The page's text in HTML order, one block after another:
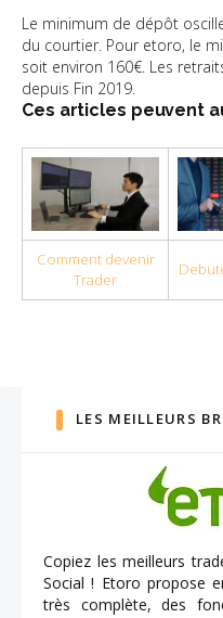
Le minimum de dépôt
du courtier. Pour etoro, le
soit environ 160€. Les
depuis Fin 2019.
Ces articles peuvent
Comment devenir
Trader
LES MEILLEURS
Copiez les meilleurs
Social ! Etoro propose
très complète, des